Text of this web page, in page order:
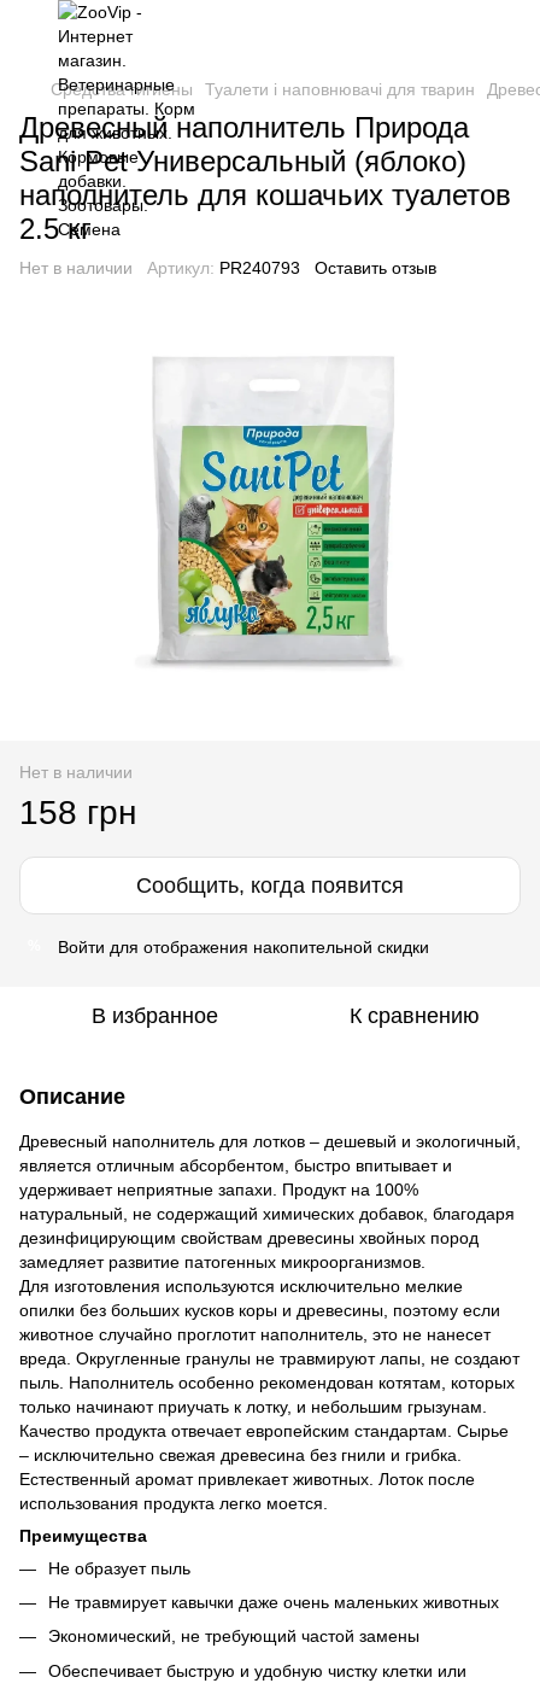
Средства гигиены Туалети і наповнювачі для тварин
Древесный наполнитель Природа
Sani Pet Универсальный (яблоко)
наполнитель для кошачьих туалетов
2.5 кг
Нет в наличии Артикул: PR240793 Оставить отзыв
Нет в наличии
158 грн
Сообщить, когда появится
Войти для отображения накопительной скидки
В избранное К сравнению
Описание
Древесный наполнитель для лотков – дешевый и экологичный,
является отличным абсорбентом, быстро впитывает и
удерживает неприятные запахи. Продукт на 100%
натуральный, не содержащий химических добавок, благодаря
дезинфицирующим свойствам древесины хвойных пород
замедляет развитие патогенных микроорганизмов.
Для изготовления используются исключительно мелкие
опилки без больших кусков коры и древесины, поэтому если
животное случайно проглотит наполнитель, это не нанесет
вреда. Округленные гранулы не травмируют лапы, не создают
пыль. Наполнитель особенно рекомендован котятам, которых
только начинают приучать к лотку, и небольшим грызунам.
Качество продукта отвечает европейским стандартам. Сырье
– исключительно свежая древесина без гнили и грибка.
Естественный аромат привлекает животных. Лоток после
использования продукта легко моется.
Преимущества
Не образует пыль
Не травмирует кавычки даже очень маленьких животных
Экономический, не требующий частой замены
Обеспечивает быструю и удобную чистку клетки или